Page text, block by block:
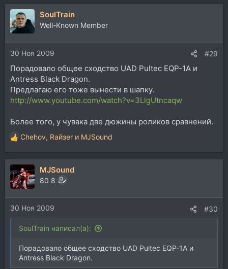
а
к
ц
и
и
:
SoulTrain
Well-Known Member
30 Ноя 2009 #29
Порадовало общее сходство UAD Pultec EQP-1A и
Antress Black Dragon.
Предлагаю его тоже вынести в шапку.
http://www.youtube.com/watch?v=3LlgUtncaqw
Более того, у чувака две дюжины роликов сравнений.
Р
е
а
к
ц
и
и
:
Chehov, Rайзеr и MJSound
MJSound
80 8
30 Ноя 2009 #30
SoulTrain написал(а):
Порадовало общее сходство UAD Pultec EQP-1A и
Antress Black Dragon.